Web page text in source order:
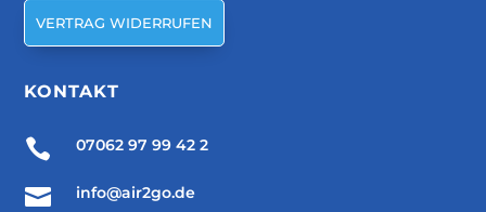
VERTRAG WIDERRUFEN
KONTAKT
 07062 97 99 42 2
 info@air2go.de